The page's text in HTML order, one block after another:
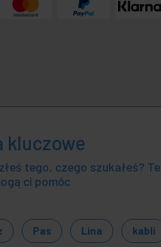
kluczowe
tego, czego szukałeś? Te
ci pomóc
Pas Lina kabli